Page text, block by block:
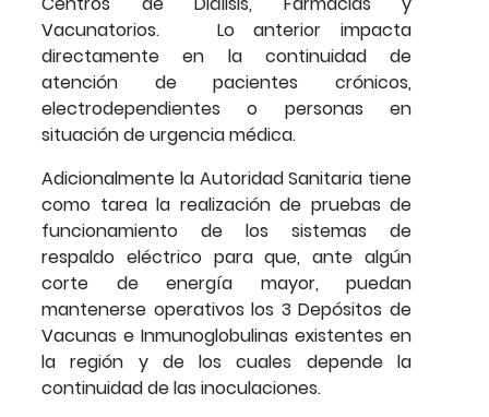
Vacunatorios. Lo anterior impacta
directamente en la continuidad de
atención de pacientes crónicos,
electrodependientes o personas en
situación de urgencia médica.
Adicionalmente la Autoridad Sanitaria tiene
como tarea la realización de pruebas de
funcionamiento de los sistemas de
respaldo eléctrico para que, ante algún
corte de energía mayor, puedan
mantenerse operativos los 3 Depósitos de
Vacunas e Inmunoglobulinas existentes en
la región y de los cuales depende la
continuidad de las inoculaciones.